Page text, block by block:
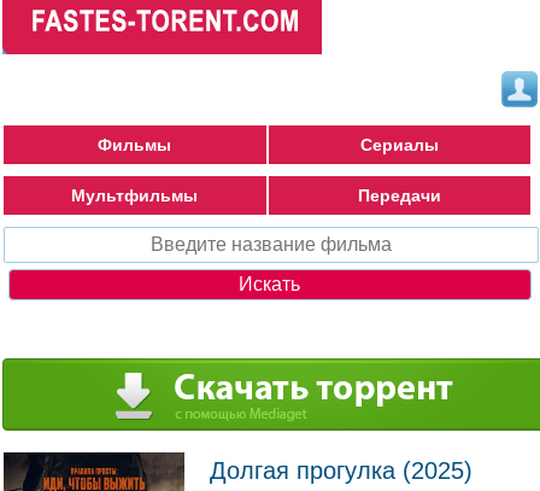
Фильмы Сериалы
Мультфильмы Передачи
Долгая прогулка (2025)